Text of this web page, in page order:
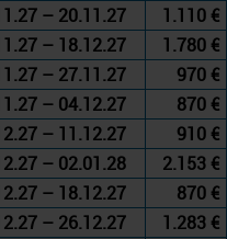
– 20.11.27
1.110 €
– 18.12.27
1.780 €
– 27.11.27
970 €
– 04.12.27
870 €
– 11.12.27
910 €
– 02.01.28
2.153 €
– 18.12.27
870 €
– 26.12.27
1.283 €